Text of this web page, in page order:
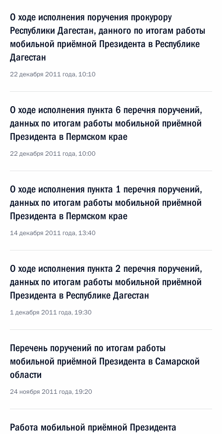
О ходе исполнения поручения прокурору
Республики Дагестан, данного по итогам работы
мобильной приёмной Президента в Республике
Дагестан
22 декабря 2011 года, 10:10
О ходе исполнения пункта 6 перечня поручений,
данных по итогам работы мобильной приёмной
Президента в Пермском крае
22 декабря 2011 года, 10:00
О ходе исполнения пункта 1 перечня поручений,
данных по итогам работы мобильной приёмной
Президента в Пермском крае
14 декабря 2011 года, 13:40
О ходе исполнения пункта 2 перечня поручений,
данных по итогам работы мобильной приёмной
Президента в Республике Дагестан
1 декабря 2011 года, 19:30
Перечень поручений по итогам работы
мобильной приёмной Президента в Самарской
области
24 ноября 2011 года, 19:20
Работа мобильной приёмной Президента